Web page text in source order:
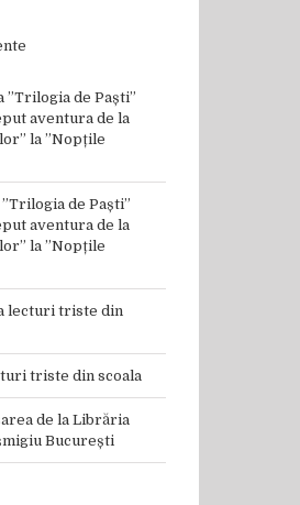
”Trilogia de Paști”
aventura de la
la ”Nopțile
”Trilogia de Paști”
aventura de la
la ”Nopțile
lecturi triste din
triste din scoala
de la Librăria
București